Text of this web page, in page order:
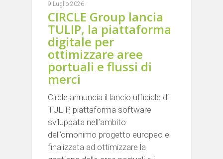
9 Luglio 2026
CIRCLE Group lancia
TULIP, la piattaforma
digitale per
ottimizzare aree
portuali e flussi di
merci
Circle annuncia il lancio ufficiale di
TULIP, piattaforma software
sviluppata nell’ambito
dell’omonimo progetto europeo e
finalizzata ad ottimizzare la